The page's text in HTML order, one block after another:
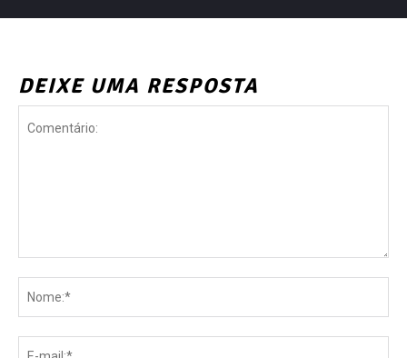
DEIXE UMA RESPOSTA